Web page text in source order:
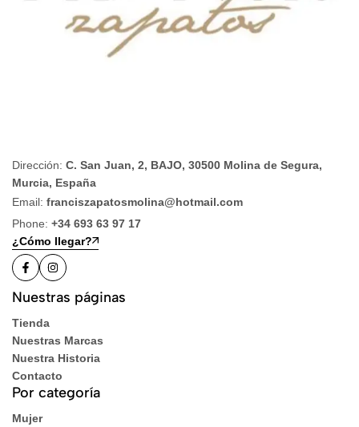
Dirección: C. San Juan, 2, BAJO, 30500 Molina de Segura,
Murcia, España
Email: franciszapatosmolina@hotmail.com
Phone: +34 693 63 97 17
¿Cómo llegar?
Nuestras páginas
Tienda
Nuestras Marcas
Nuestra Historia
Contacto
Por categoría
Mujer